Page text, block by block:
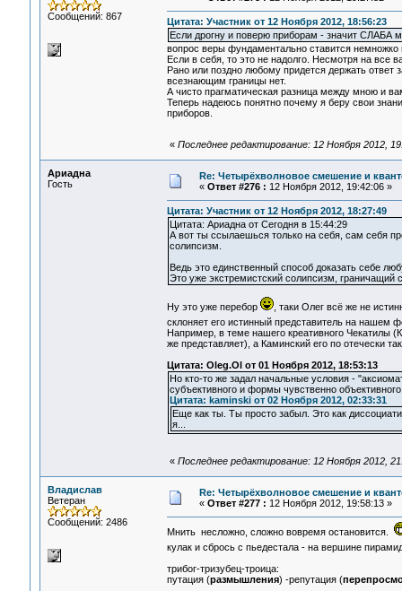
Сообщений: 867
Цитата: Участник от 12 Ноября 2012, 18:56:23
Если дрогну и поверю приборам - значит СЛАБА
вопрос веры фундаментально ставится немножко
Если в себя, то это не надолго. Несмотря на все
Рано или поздно любому придется держать
всезнающим границы нет.
А чисто прагматическая разница между мною и
Теперь надеюсь понятно почему я беру свои
приборов.
« Последнее редактирование: 12 Ноября 2012,
Ариадна
Гость
Re: Четырёхволновое смешение и
« Ответ #276 : 12 Ноября 2012, 19:42:06 »
Цитата: Участник от 12 Ноября 2012, 18:27:49
Цитата: Ариадна от Сегодня в 15:44:29
А вот ты ссылаешься только на себя, сам себя
солипсизм.
Ведь это единственный способ доказать себе
Это уже экстремистский солипсизм, граничащий
Ну это уже перебор
, таки Олег всё же не
склоняет его истинный представитель на
Например, в теме нашего креативного Чекатилы
же представляет), а Каминский его по отечески
Цитата: Oleg.Ol от 01 Ноября 2012, 18:53:13
Но кто-то же задал начальные условия -
субъективного и формы чувственно
Цитата: kaminski от 02 Ноября 2012, 02:33:31
Еще как ты. Ты просто забыл. Это как
я...
« Последнее редактирование: 12 Ноября 2012,
Владислав
Ветеран
Сообщений: 2486
Re: Четырёхволновое смешение и
« Ответ #277 : 12 Ноября 2012, 19:58:13 »
Мнить несложно, сложно вовремя остановится.
кулак и сбрось с пьедестала - на вершине
трибог-тризубец-троица:
путация (размышления) -репутация (